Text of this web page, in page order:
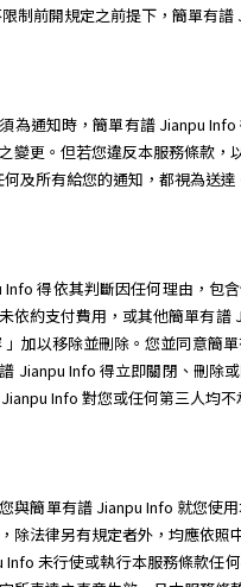
制前開規定之前提下，簡單有
為通知時，簡單有譜 Jianpu
變更。但若您違反本服務條款
及所有給您的通知，都視為送達
得依其判斷因任何理由，包
依約支付費用，或其他簡單有
」加以移除並刪除。您並同意簡
Jianpu Info 得立即關閉、刪除
Info 對您或任何第三人均不
與簡單有譜 Jianpu Info 就您使
除法律另有規定者外，均應依照
Info 未行使或執行本服務條款任